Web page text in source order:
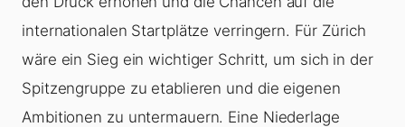
internationalen Startplätze verringern. Für Zürich
wäre ein Sieg ein wichtiger Schritt, um sich in der
Spitzengruppe zu etablieren und die eigenen
Ambitionen zu untermauern. Eine Niederlage